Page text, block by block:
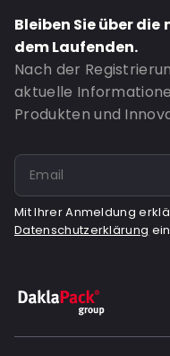
Bleiben Sie über
dem Laufenden.
Nach der
aktuelle
Produkten und
Mit Ihrer Anmeldung
Datenschutzerklärung